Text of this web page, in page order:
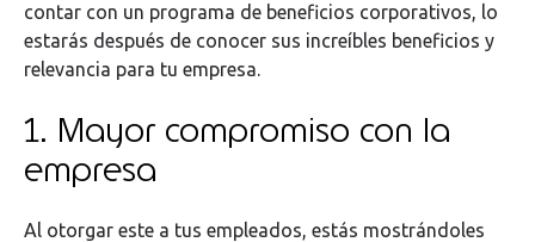
contar con un programa de beneficios corporativos, lo
estarás después de conocer sus increíbles beneficios y
relevancia para tu empresa.
1. Mayor compromiso con la
empresa
Al otorgar este a tus empleados, estás mostrándoles